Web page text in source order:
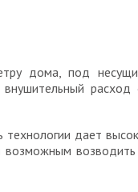
дома, под
расход
дает
возможным